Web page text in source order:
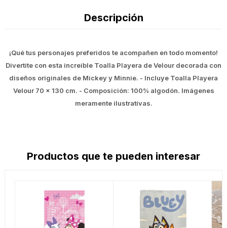
Descripción
¡Qué tus personajes preferidos te acompañen en todo momento!
Divertite con esta increíble Toalla Playera de Velour decorada con
diseños originales de Mickey y Minnie. - Incluye Toalla Playera
Velour 70 x 130 cm. - Composición: 100% algodón. Imágenes
meramente ilustrativas.
Productos que te pueden interesar